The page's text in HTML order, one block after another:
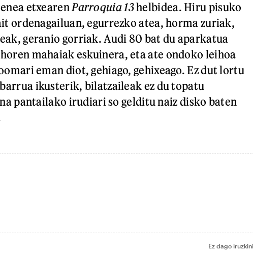
etxearen Parroquia 13helbidea. Hiru pisuko
ordenagailuan, egurrezko atea, horma zuriak,
geranio gorriak. Audi 80 bat du aparkatua
mahaiak eskuinera, eta ate ondoko leihoa
eman diot, gehiago, gehixeago. Ez dut lortu
ikusterik, bilatzaileak ez du topatu
pantailako irudiari so gelditu naiz disko baten
Ez dago